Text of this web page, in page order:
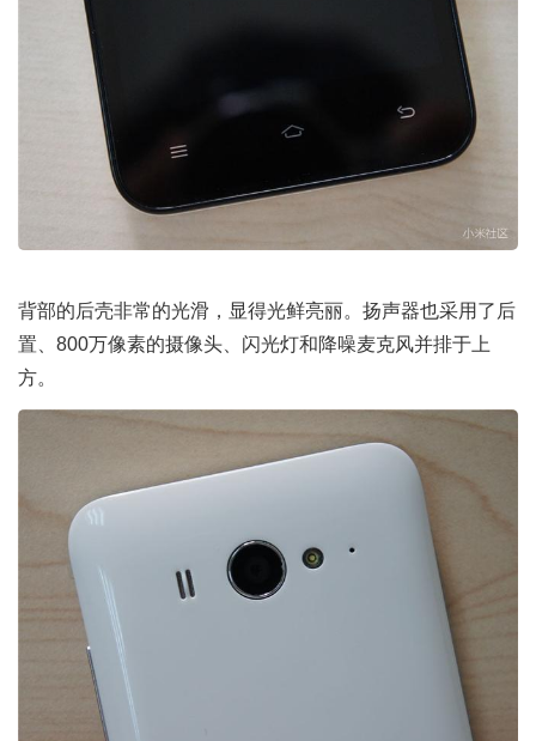
背部的后壳非常的光滑，显得光鲜亮丽。扬声器也采用了后
置、800万像素的摄像头、闪光灯和降噪麦克风并排于上
方。